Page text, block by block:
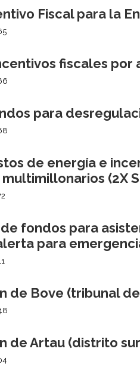
Fiscal para la
fiscales por
para
de energía e
(2X
fondos para
para
de Bove (tribunal
de Artau (distrito